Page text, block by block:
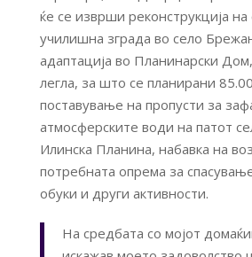
ќе се изврши реконструкција на
училишна зграда во село
адаптација во Планинарски
легла, за што се планирани
поставување на пропусти за
атмосферските води на патот
Илинска Планина, набавка на
потребната опрема за
обуки и други активности.
На средбата со мојот